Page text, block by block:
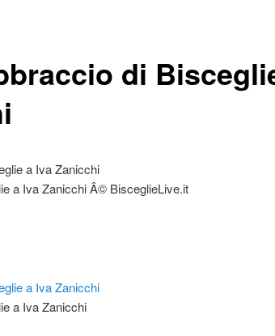
di
a Iva Zanicchi Â© BisceglieLive.it
a Iva Zanicchi